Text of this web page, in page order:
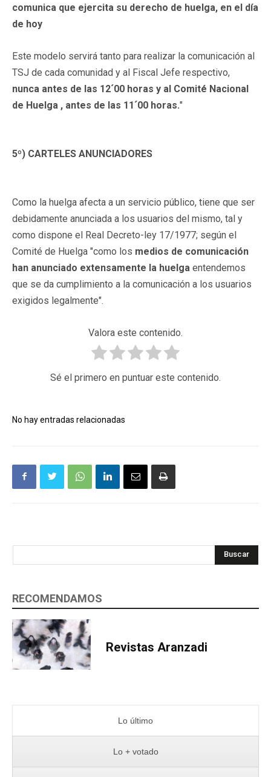
comunica que ejercita su derecho de huelga, en el día
de hoy
Este modelo servirá tanto para realizar la comunicación al
TSJ de cada comunidad y al Fiscal Jefe respectivo,
nunca antes de las 12´00 horas y al Comité Nacional
de Huelga , antes de las 11´00 horas."
5º) CARTELES ANUNCIADORES
Como la huelga afecta a un servicio público, tiene que ser
debidamente anunciada a los usuarios del mismo, tal y
como dispone el Real Decreto-ley 17/1977; según el
Comité de Huelga "como los medios de comunicación
han anunciado extensamente la huelga entendemos
que se da cumplimiento a la comunicación a los usuarios
exigidos legalmente".
Valora este contenido.
Sé el primero en puntuar este contenido.
No hay entradas relacionadas
Buscar
RECOMENDAMOS
Revistas Aranzadi
Lo último
Lo + votado